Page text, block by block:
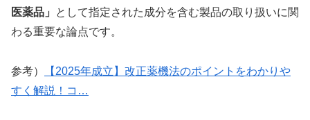
医薬品」
として指定された成分を含む製品の取り扱いに関
わる重要な論点です。
参考）
【2025年成立】改正薬機法のポイントをわかりや
すく解説！コ…